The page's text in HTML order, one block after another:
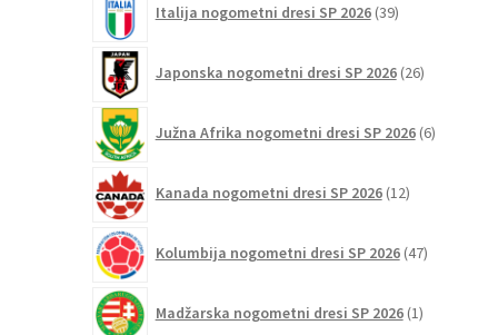
Italija nogometni dresi SP 2026 39izdelkov
Japonska nogometni dresi SP 2026 26izdelkov
Južna Afrika nogometni dresi SP 2026 6izdelkov
Kanada nogometni dresi SP 2026 12izdelkov
Kolumbija nogometni dresi SP 2026 47izdelkov
Madžarska nogometni dresi SP 2026 1izdelek